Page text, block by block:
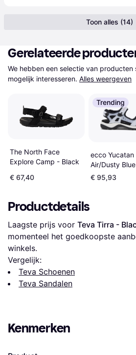
Toon alles (14)
Gerelateerde
We hebben een selectie van producten
mogelijk interesseren. Alles weergeven
The North Face
Explore Camp - Black
€ 67,40
Trending
ecco Yucatan
Air/Dusty Blue
€ 95,93
Productdetails
Laagste prijs voor Teva Tirra -
momenteel het goedkoopste
winkels.
Vergelijk:
Teva Schoenen
Teva Sandalen
Kenmerken